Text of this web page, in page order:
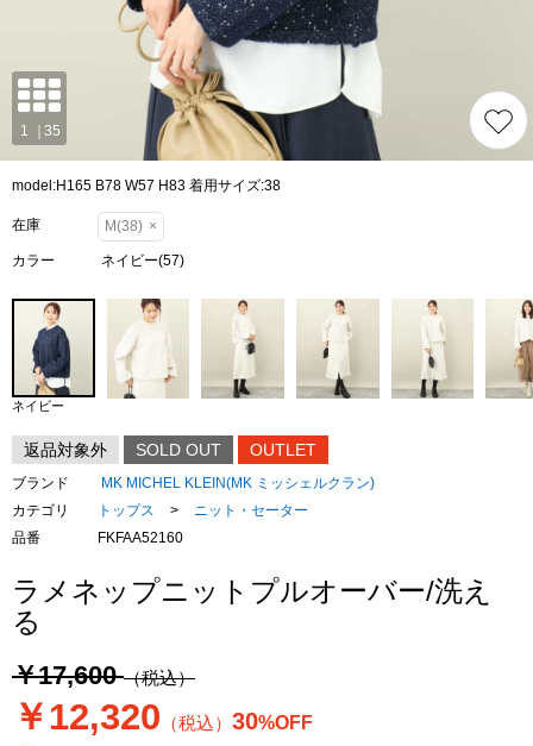
model:H165 B78 W57 H83 着用サイズ:38
在庫 M(38) ×
カラー ネイビー(57)
ネイビー
返品対象外 SOLD OUT OUTLET
ブランド
MK MICHEL KLEIN(MK ミッシェルクラン)
カテゴリ
トップス >
ニット・セーター
品番
FKFAA52160
ラメネップニットプルオーバー/洗え
る
￥17,600（税込）
￥12,320 （税込） 30%OFF